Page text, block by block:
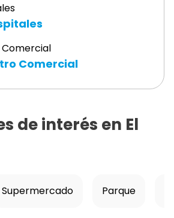
Comercial
de interés en El
Supermercado Parque